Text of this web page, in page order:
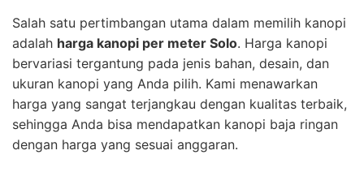
Salah satu pertimbangan utama dalam memilih kanopi
adalah harga kanopi per meter Solo. Harga kanopi
bervariasi tergantung pada jenis bahan, desain, dan
ukuran kanopi yang Anda pilih. Kami menawarkan
harga yang sangat terjangkau dengan kualitas terbaik,
sehingga Anda bisa mendapatkan kanopi baja ringan
dengan harga yang sesuai anggaran.